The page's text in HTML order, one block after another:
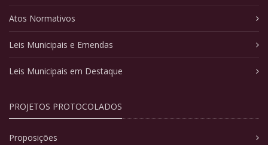
Atos Normativos
Leis Municipais e Emendas
Leis Municipais em Destaque
PROJETOS PROTOCOLADOS
Proposições